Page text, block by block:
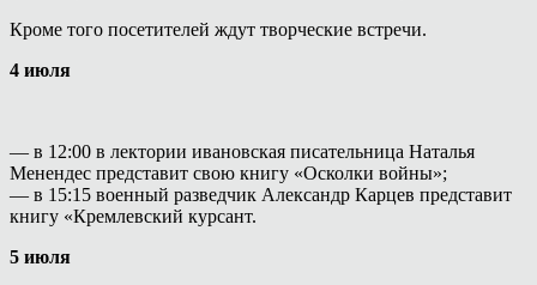
Кроме того посетителей ждут творческие встречи.
4 июля
— в 12:00 в лектории ивановская писательница Наталья
Менендес представит свою книгу «Осколки войны»;
— в 15:15 военный разведчик Александр Карцев представит
книгу «Кремлевский курсант.
5 июля